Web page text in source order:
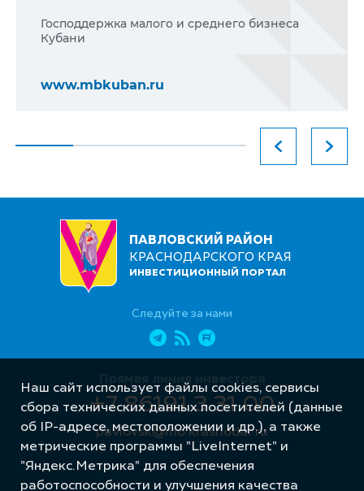
Господдержка малого и среднего бизнеса
Кубани
www.mbkuban.ru
ПАВЛОВСКИЙ РАЙОН
КРАСНОДАРСКОГО КРАЯ
ИНВЕСТИЦИОННЫЙ ПОРТАЛ
Следуйте за нами
Прямая линия инвестора
+7 86191 3 31 00
pavlovsk@mo.krasnodar.ru
Наш сайт использует файлы cookies, сервисы
сбора технических данных посетителей (данные
об IP-адресе, местоположении и др.), а также
метрические программы "LiveInternet" и
"Яндекс.Метрика" для обеспечения
работоспособности и улучшения качества